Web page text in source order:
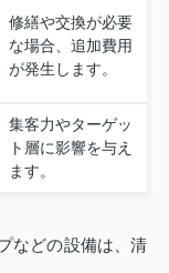
修繕や交換が必要
な場合、追加費用
が発生します。
集客力やターゲッ
ト層に影響を与え
ます。
などの設備は、清